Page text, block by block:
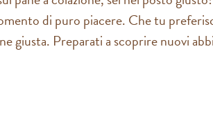
di puro piacere. Che tu
giusta. Preparati a scoprire nuovi